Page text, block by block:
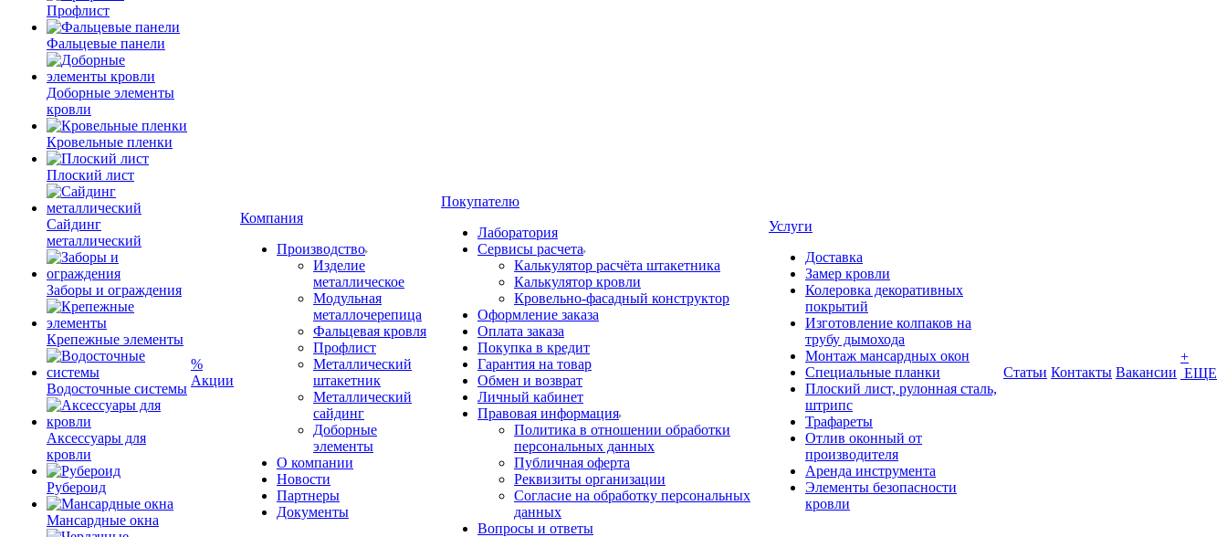
Профлист
Фальцевые панели
Доборные элементы
кровли
Кровельные пленки
Плоский лист
Сайдинг
металлический
Заборы и ограждения
Крепежные элементы
Водосточные системы
Аксессуары для
кровли
Рубероид
Мансардные окна
%
Акции
Компания
Производство
Изделие
металлическое
Модульная
металлочерепица
Фальцевая кровля
Профлист
Металлический
штакетник
Металлический
сайдинг
Доборные
элементы
О компании
Новости
Партнеры
Документы
Покупателю
Лаборатория
Сервисы расчета
Калькулятор расчёта штакетника
Калькулятор кровли
Кровельно-фасадный конструктор
Оформление заказа
Оплата заказа
Покупка в кредит
Гарантия на товар
Обмен и возврат
Личный кабинет
Правовая информация
Политика в отношении обработки
персональных данных
Публичная оферта
Реквизиты организации
Согласие на обработку персональных
данных
Вопросы и ответы
Услуги
Доставка
Замер кровли
Колеровка декоративных
покрытий
Изготовление колпаков на
трубу дымохода
Монтаж мансардных окон
Специальные планки
Плоский лист, рулонная сталь,
штрипс
Трафареты
Отлив оконный от
производителя
Аренда инструмента
Элементы безопасности
кровли
Статьи Контакты Вакансии
+
ЕЩЕ